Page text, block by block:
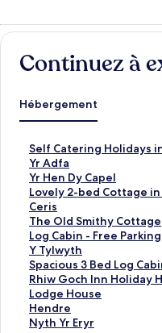
Continuez à
Hébergement
Self Catering Holidays
S
e
l
f
C
a
t
e
r
i
n
g
H
Yr Adfa
Y
r
A
d
f
a
:
l
i
e
n
Yr Hen Dy Capel
Y
r
H
e
n
D
y
C
a
p
e
Lovely 2-bed Cottage
L
o
v
e
l
y
2
-
b
e
Ceris
C
e
r
i
s
:
l
i
The Old Smithy Cottage
T
h
e
O
l
d
S
m
Log Cabin - Free
L
o
g
C
a
b
i
Y Tylwyth
Y
T
y
l
w
y
Spacious 3 Bed Log
S
p
a
c
i
Rhiw Goch Inn Holiday
R
h
i
w
Lodge House
L
o
d
Hendre
H
e
Nyth Yr Eryr
N